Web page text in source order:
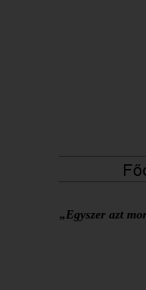
„Egyszer azt